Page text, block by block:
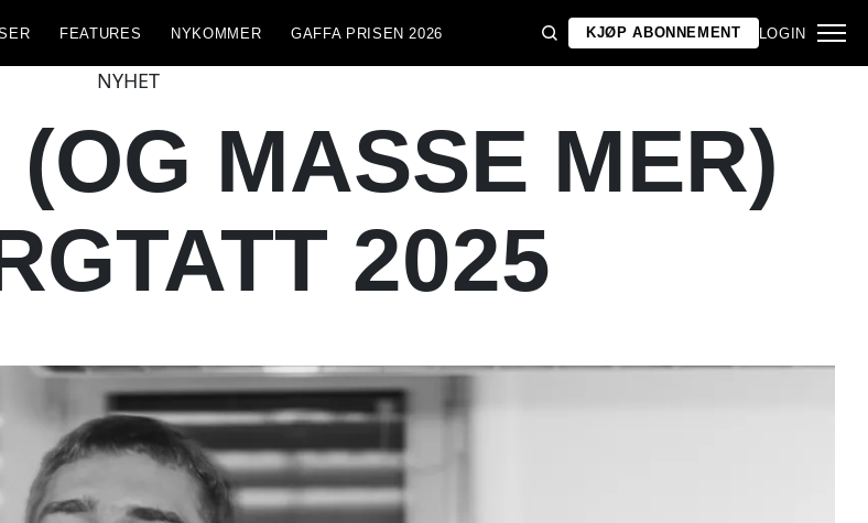
FEATURES NYKOMMER GAFFA PRISEN 2026 KJØP ABONNEMENT LOGIN
NYHET
MASSE MER)
2025